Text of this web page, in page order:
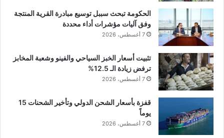
الحكومة تبحث سببل توسيع مبادرة القرية المنتجة
وفق آليات مؤشرات أداء محددة
7 أغسطس، 2026
تثبيت أسعار الخبز السياحي والفينو وشعبة المخابز
ترفض زيادة الـ 12.5%
7 أغسطس، 2026
قفزة بأسعار الشحن الدولي وتأخير الشحنات 15
يوماً
7 أغسطس، 2026